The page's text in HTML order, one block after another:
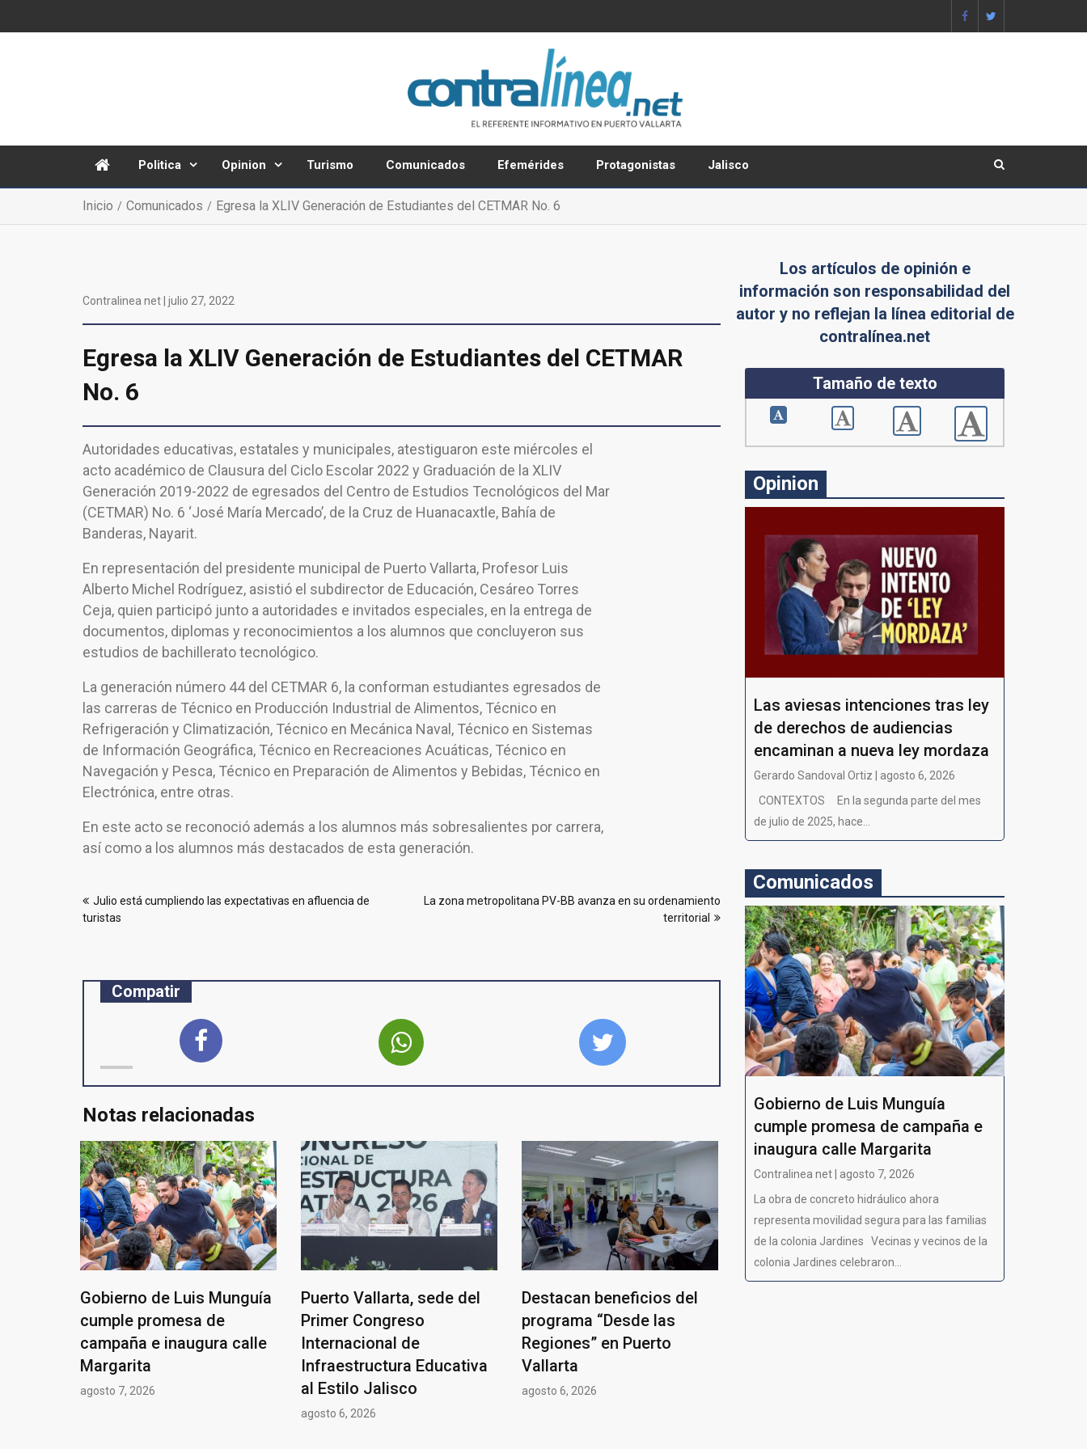
Politica Opinion Turismo Comunicados Efemérides Protagonistas Jalisco
Inicio Comunicados Egresa la XLIV Generación de Estudiantes del CETMAR No. 6
Contralinea net | julio 27, 2022
Egresa la XLIV Generación de Estudiantes del CETMAR
No. 6
Autoridades educativas, estatales y municipales, atestiguaron este miércoles el
acto académico de Clausura del Ciclo Escolar 2022 y Graduación de la XLIV
Generación 2019-2022 de egresados del Centro de Estudios Tecnológicos del Mar
(CETMAR) No. 6 ‘José María Mercado’, de la Cruz de Huanacaxtle, Bahía de
Banderas, Nayarit.
En representación del presidente municipal de Puerto Vallarta, Profesor Luis
Alberto Michel Rodríguez, asistió el subdirector de Educación, Cesáreo Torres
Ceja, quien participó junto a autoridades e invitados especiales, en la entrega de
documentos, diplomas y reconocimientos a los alumnos que concluyeron sus
estudios de bachillerato tecnológico.
La generación número 44 del CETMAR 6, la conforman estudiantes egresados de
las carreras de Técnico en Producción Industrial de Alimentos, Técnico en
Refrigeración y Climatización, Técnico en Mecánica Naval, Técnico en Sistemas
de Información Geográfica, Técnico en Recreaciones Acuáticas, Técnico en
Navegación y Pesca, Técnico en Preparación de Alimentos y Bebidas, Técnico en
Electrónica, entre otras.
En este acto se reconoció además a los alumnos más sobresalientes por carrera,
así como a los alumnos más destacados de esta generación.
deJulio está cumpliendo las expectativas en afluencia de
turistas
La zona metropolitana PV-BB avanza en su ordenamiento
territorial
Compatir
Notas relacionadas
Gobierno de Luis Munguía
cumple promesa de
campaña e inaugura calle
Margarita
agosto 7, 2026
Puerto Vallarta, sede del
Primer Congreso
Internacional de
Infraestructura Educativa
al Estilo Jalisco
agosto 6, 2026
Destacan beneficios del
programa “Desde las
Regiones” en Puerto
Vallarta
agosto 6, 2026
Los artículos de opinión e
información son responsabilidad del
autor y no reflejan la línea editorial de
contralínea.net
Tamaño de texto
Opinion
Las aviesas intenciones tras ley
de derechos de audiencias
encaminan a nueva ley mordaza
Gerardo Sandoval Ortiz | agosto 6, 2026
CONTEXTOS En la segunda parte del mes
de julio de 2025, hace...
Comunicados
Gobierno de Luis Munguía
cumple promesa de campaña e
inaugura calle Margarita
Contralinea net | agosto 7, 2026
La obra de concreto hidráulico ahora
representa movilidad segura para las familias
de la colonia Jardines Vecinas y vecinos de la
colonia Jardines celebraron...